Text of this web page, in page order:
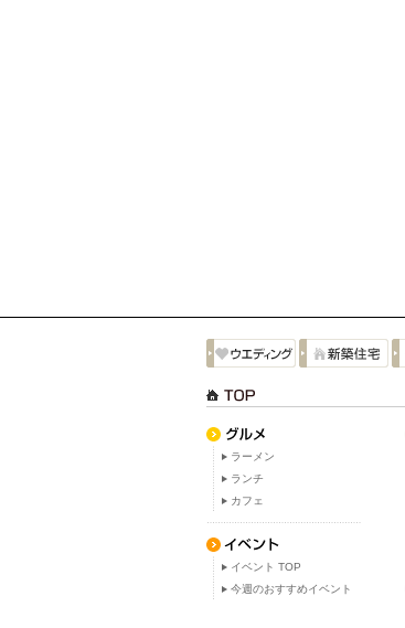
ラーメン
ランチ
カフェ
イベント TOP
今週のおすすめイベント